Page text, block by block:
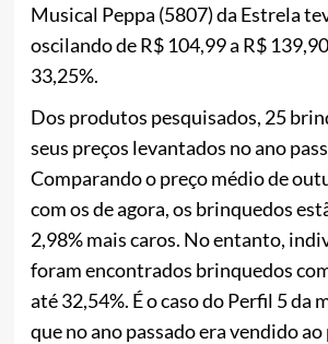
Musical Peppa (5807) da Estrela
oscilando de R$ 104,99 a R$
33,25%.
Dos produtos pesquisados, 25
seus preços levantados no ano
Comparando o preço médio de
com os de agora, os brinquedos
2,98% mais caros. No entanto,
foram encontrados brinquedos
até 32,54%. É o caso do Perfil 5 da
que no ano passado era vendido